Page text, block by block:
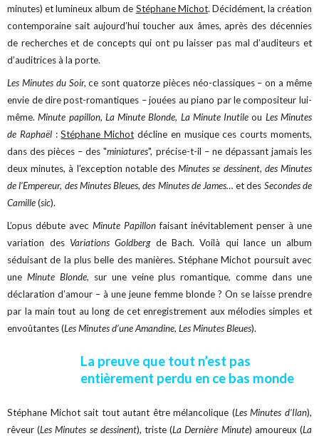
minutes) et lumineux album de Stéphane Michot. Décidément, la création
contemporaine sait aujourd’hui toucher aux âmes, après des décennies
de recherches et de concepts qui ont pu laisser pas mal d’auditeurs et
d’auditrices à la porte.
Les Minutes du Soir,ce sont quatorze pièces néo-classiques – on a même
envie de dire post-romantiques – jouées au piano par le compositeur lui-
même. Minute papillon, La Minute Blonde, La Minute Inutileou Les Minutes
de Raphaël :Stéphane Michot décline en musique ces courts moments,
dans des pièces – des "miniatures", précise-t-il – ne dépassant jamais les
deux minutes, à l’exception notable desMinutes se dessinent, des Minutes
de l’Empereur, des Minutes Bleues, des Minutes de James… et des Secondes de
Camille(sic).
L’opus débute avecMinute Papillon faisant inévitablement penser à une
variation des Variations Goldberg de Bach. Voilà qui lance un album
séduisant de la plus belle des manières. Stéphane Michot poursuit avec
une Minute Blonde, sur une veine plus romantique, comme dans une
déclaration d’amour – à une jeune femme blonde ? On se laisse prendre
par la main tout au long de cet enregistrement aux mélodies simples et
envoûtantes (Les Minutes d’une Amandine, Les Minutes Bleues).
La preuve que tout n’est pas
entièrement perdu en ce bas monde
Stéphane Michot sait tout autant être mélancolique (Les Minutes d’Ilan),
rêveur (Les Minutes se dessinent), triste (La Dernière Minute) amoureux (La